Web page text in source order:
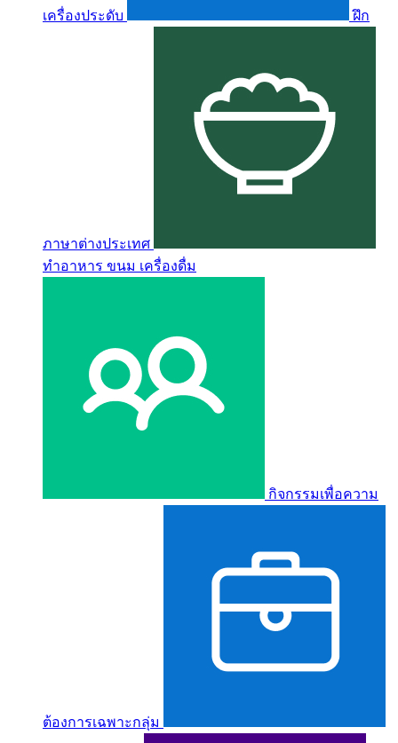
เครื่องประดับ ฝึก
ภาษาต่างประเทศ
ทำอาหาร ขนม เครื่องดื่ม
กิจกรรมเพื่อความ
ต้องการเฉพาะกลุ่ม